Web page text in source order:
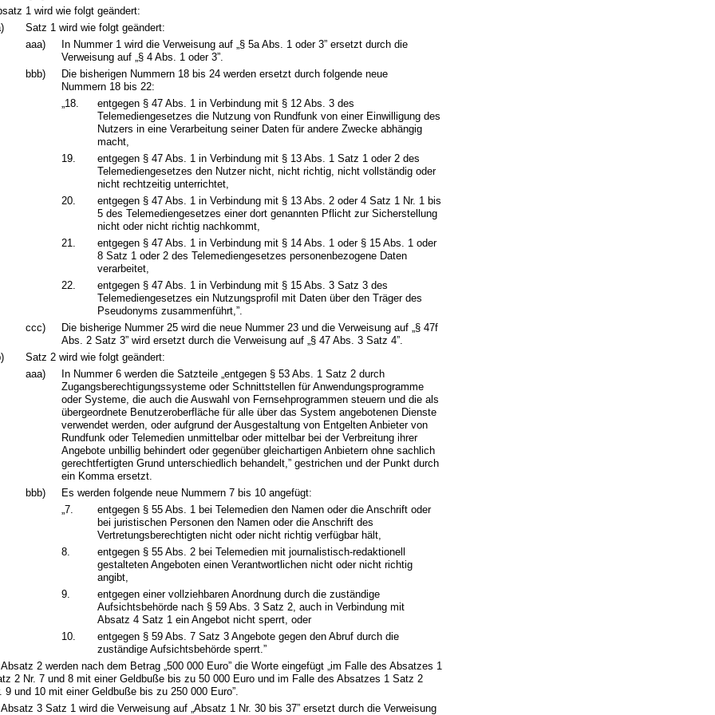
1 wird wie folgt geändert:
Satz 1 wird wie folgt geändert:
aaa)
In Nummer 1 wird die Verweisung auf „§ 5a Abs. 1 oder 3” ersetzt durch die
Verweisung auf „§ 4 Abs. 1 oder 3”.
bbb)
Die bisherigen Nummern 18 bis 24 werden ersetzt durch folgende neue
Nummern 18 bis 22:
„18.
entgegen § 47 Abs. 1 in Verbindung mit § 12 Abs. 3 des
Telemediengesetzes die Nutzung von Rundfunk von einer Einwilligung des
Nutzers in eine Verarbeitung seiner Daten für andere Zwecke abhängig
macht,
19.
entgegen § 47 Abs. 1 in Verbindung mit § 13 Abs. 1 Satz 1 oder 2 des
Telemediengesetzes den Nutzer nicht, nicht richtig, nicht vollständig oder
nicht rechtzeitig unterrichtet,
20.
entgegen § 47 Abs. 1 in Verbindung mit § 13 Abs. 2 oder 4 Satz 1 Nr. 1 bis
5 des Telemediengesetzes einer dort genannten Pflicht zur Sicherstellung
nicht oder nicht richtig nachkommt,
21.
entgegen § 47 Abs. 1 in Verbindung mit § 14 Abs. 1 oder § 15 Abs. 1 oder
8 Satz 1 oder 2 des Telemediengesetzes personenbezogene Daten
verarbeitet,
22.
entgegen § 47 Abs. 1 in Verbindung mit § 15 Abs. 3 Satz 3 des
Telemediengesetzes ein Nutzungsprofil mit Daten über den Träger des
Pseudonyms zusammenführt,”.
ccc)
Die bisherige Nummer 25 wird die neue Nummer 23 und die Verweisung auf „§ 47f
Abs. 2 Satz 3” wird ersetzt durch die Verweisung auf „§ 47 Abs. 3 Satz 4”.
Satz 2 wird wie folgt geändert:
aaa)
In Nummer 6 werden die Satzteile „entgegen § 53 Abs. 1 Satz 2 durch
Zugangsberechtigungssysteme oder Schnittstellen für Anwendungsprogramme
oder Systeme, die auch die Auswahl von Fernsehprogrammen steuern und die als
übergeordnete Benutzeroberfläche für alle über das System angebotenen Dienste
verwendet werden, oder aufgrund der Ausgestaltung von Entgelten Anbieter von
Rundfunk oder Telemedien unmittelbar oder mittelbar bei der Verbreitung ihrer
Angebote unbillig behindert oder gegenüber gleichartigen Anbietern ohne sachlich
gerechtfertigten Grund unterschiedlich behandelt,” gestrichen und der Punkt durch
ein Komma ersetzt.
bbb)
Es werden folgende neue Nummern 7 bis 10 angefügt:
„7.
entgegen § 55 Abs. 1 bei Telemedien den Namen oder die Anschrift oder
bei juristischen Personen den Namen oder die Anschrift des
Vertretungsberechtigten nicht oder nicht richtig verfügbar hält,
8.
entgegen § 55 Abs. 2 bei Telemedien mit journalistisch-redaktionell
gestalteten Angeboten einen Verantwortlichen nicht oder nicht richtig
angibt,
9.
entgegen einer vollziehbaren Anordnung durch die zuständige
Aufsichtsbehörde nach § 59 Abs. 3 Satz 2, auch in Verbindung mit
Absatz 4 Satz 1 ein Angebot nicht sperrt, oder
10.
entgegen § 59 Abs. 7 Satz 3 Angebote gegen den Abruf durch die
zuständige Aufsichtsbehörde sperrt.”
2 werden nach dem Betrag „500 000 Euro” die Worte eingefügt „im Falle des Absatzes 1
2 Nr. 7 und 8 mit einer Geldbuße bis zu 50 000 Euro und im Falle des Absatzes 1 Satz 2
9 und 10 mit einer Geldbuße bis zu 250 000 Euro”.
3 Satz 1 wird die Verweisung auf „Absatz 1 Nr. 30 bis 37” ersetzt durch die Verweisung